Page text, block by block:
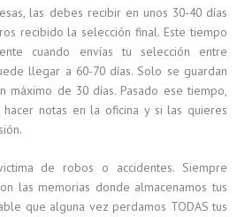
las debes recibir en unos 30-40 días
recibido la selección final. Este tiempo
cuando envías tu selección entre
llegar a 60-70 días. Solo se guardan
máximo de 30 días. Pasado ese tiempo,
notas en la oficina y si las quieres
de robos o accidentes. Siempre
las memorias donde almacenamos tus
que alguna vez perdamos TODAS tus